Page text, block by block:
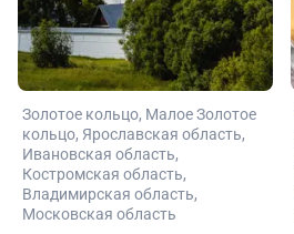
Золотое кольцо Малое Золотое
кольцо Ярославская область
Ивановская область
Костромская область
Владимирская область
Московская область